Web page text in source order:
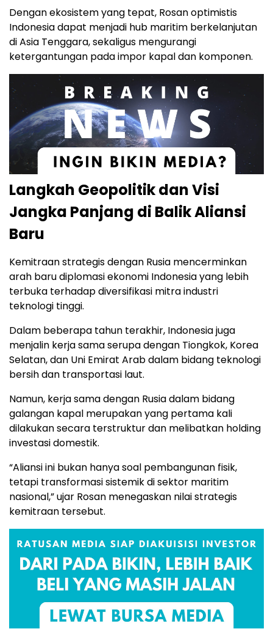
Dengan ekosistem yang tepat, Rosan optimistis
Indonesia dapat menjadi hub maritim berkelanjutan
di Asia Tenggara, sekaligus mengurangi
ketergantungan pada impor kapal dan komponen.
Langkah Geopolitik dan Visi
Jangka Panjang di Balik Aliansi
Baru
Kemitraan strategis dengan Rusia mencerminkan
arah baru diplomasi ekonomi Indonesia yang lebih
terbuka terhadap diversifikasi mitra industri
teknologi tinggi.
Dalam beberapa tahun terakhir, Indonesia juga
menjalin kerja sama serupa dengan Tiongkok, Korea
Selatan, dan Uni Emirat Arab dalam bidang teknologi
bersih dan transportasi laut.
Namun, kerja sama dengan Rusia dalam bidang
galangan kapal merupakan yang pertama kali
dilakukan secara terstruktur dan melibatkan holding
investasi domestik.
“Aliansi ini bukan hanya soal pembangunan fisik,
tetapi transformasi sistemik di sektor maritim
nasional,” ujar Rosan menegaskan nilai strategis
kemitraan tersebut.